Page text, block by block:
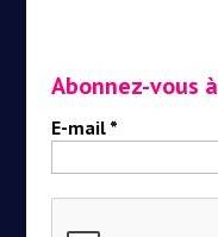
Abonnez-vous
E-mail *